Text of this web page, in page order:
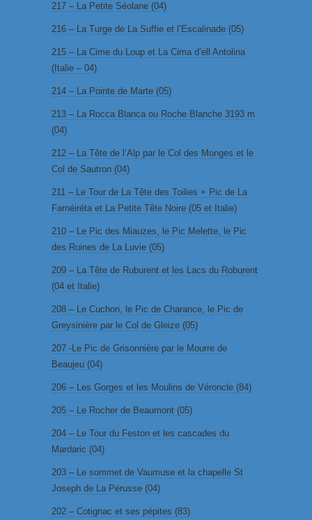
217 – La Petite Séolane (04)
216 – La Turge de La Suffie et l’Escalinade (05)
215 – La Cime du Loup et La Cima d’ell Antolina
(Italie – 04)
214 – La Pointe de Marte (05)
213 – La Rocca Blanca ou Roche Blanche 3193 m
(04)
212 – La Tête de l’Alp par le Col des Monges et le
Col de Sautron (04)
211 – Le Tour de La Tête des Toilies + Pic de La
Farnéiréta et La Petite Tête Noire (05 et Italie)
210 – Le Pic des Miauzes, le Pic Melette, le Pic
des Ruines de La Luvie (05)
209 – La Tête de Ruburent et les Lacs du Roburent
(04 et Italie)
208 – Le Cuchon, le Pic de Charance, le Pic de
Greysinière par le Col de Gleize (05)
207 -Le Pic de Grisonnière par le Mourre de
Beaujeu (04)
206 – Les Gorges et les Moulins de Véroncle (84)
205 – Le Rocher de Beaumont (05)
204 – Le Tour du Feston et les cascades du
Mardaric (04)
203 – Le sommet de Vaumuse et la chapelle St
Joseph de La Pérusse (04)
202 – Cotignac et ses pépites (83)